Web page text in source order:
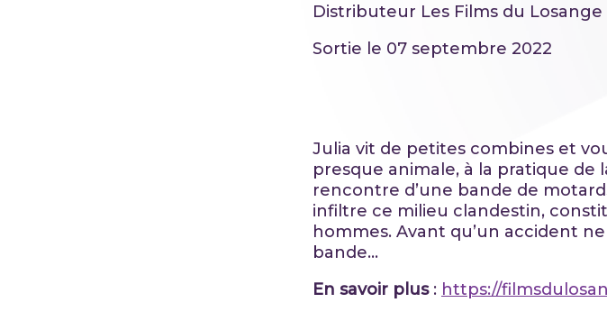
Distributeur Les Films du Losange
Sortie le 07 septembre 2022
Julia vit de petites combines et
presque animale, à la pratique de
rencontre d’une bande de
infiltre ce milieu clandestin,
hommes. Avant qu’un accident
bande…
En savoir plus : https://